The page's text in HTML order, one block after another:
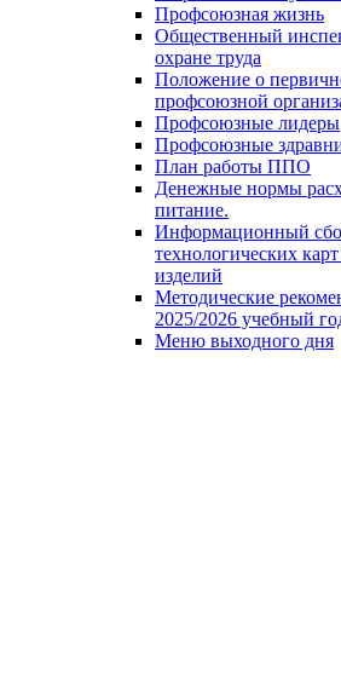
Профсоюзная жизнь
Общественный
охране труда
Положение о
профсоюзной
Профсоюзные лидеры
Профсоюзные
План работы ППО
Денежные нормы
питание.
Информационный
технологических
изделий
Методические
2025/2026 учебный
Меню выходного дня